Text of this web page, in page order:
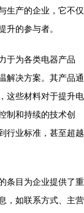
生产的企业，它不仅
升的参与者。
于为各类电器产品
解决方案。其产品通
这些材料对于提升电
制和持续的技术创
行业标准，甚至超越
条目为企业提供了重
，如联系方式、主营